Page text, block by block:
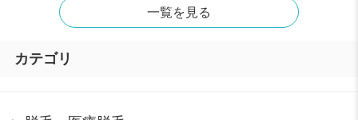
一覧を見る
カテゴリ